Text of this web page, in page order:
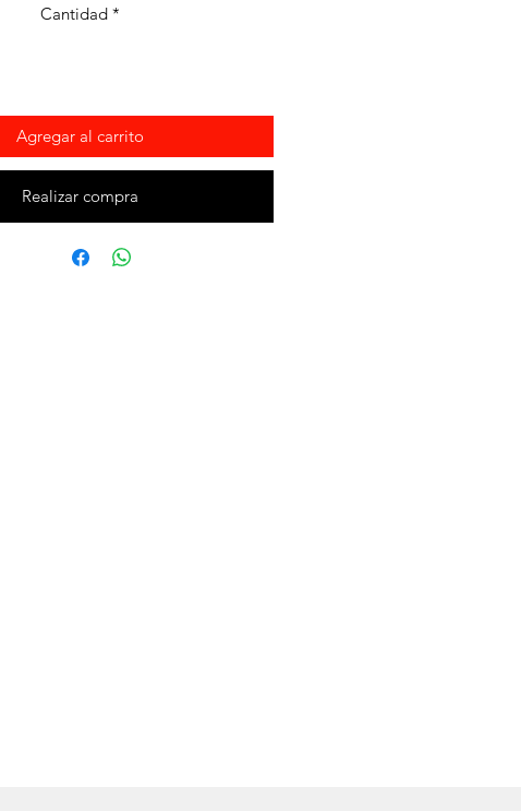
Cantidad *
Agregar al carrito
Realizar compra